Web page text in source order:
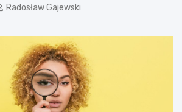
Radosław Gajewski